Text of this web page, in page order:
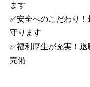
ます
✅安全へのこだわり
守ります
✅福利厚生が充実！
完備